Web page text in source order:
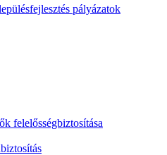
pályázatok
felelősségbiztosítása